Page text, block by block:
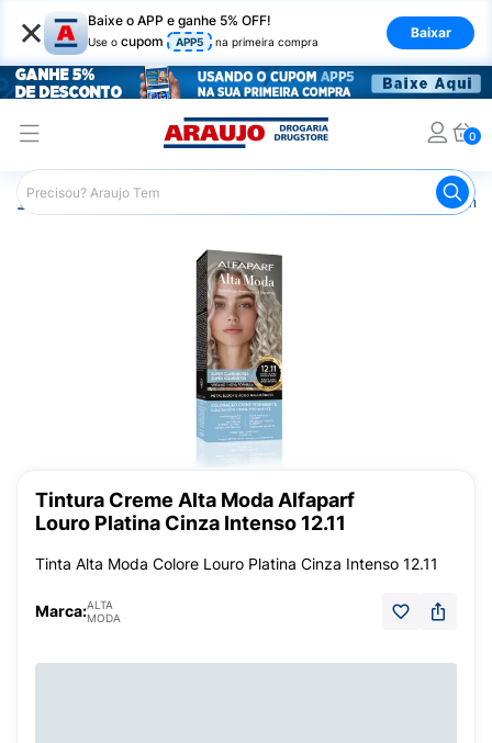
× Baixe o APP e ganhe 5% OFF!
Use o cupom APP5 na primeira compra
Baixar
0
Araujo Cabelo Coloração
Tintura Creme Alta Moda Alfaparf
Louro Platina Cinza Intenso 12.11
Tinta Alta Moda Colore Louro Platina Cinza Intenso 12.11
Marca:ALTA
MODA